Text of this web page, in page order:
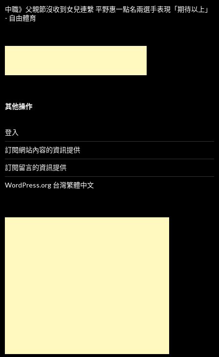
中職》父親節沒收到女兒連繫 平野惠一點名兩選手表現「期待以上」
- 自由體育
其他操作
登入
訂閱網站內容的資訊提供
訂閱留言的資訊提供
WordPress.org 台灣繁體中文